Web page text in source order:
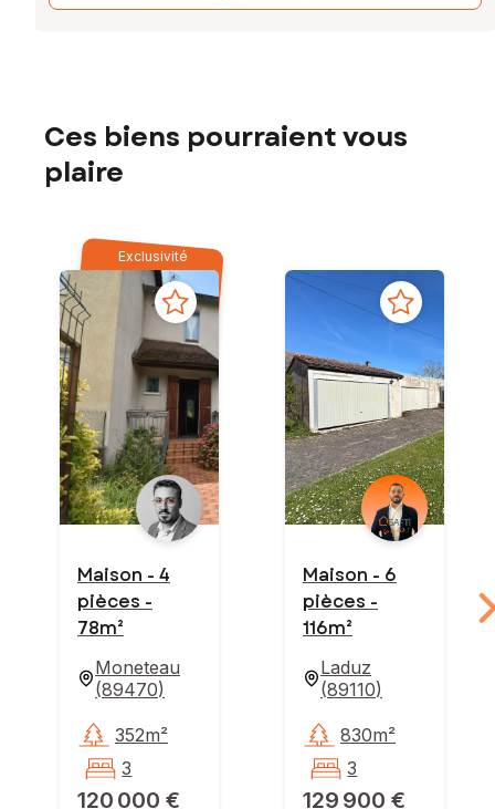
Ces biens pourraient vous
plaire
Exclusivité
Maison - 4
pièces -
78m²
Moneteau
(89470)
120 000 €
352m²
3
Maison - 6
pièces -
116m²
Laduz
(89110)
129 900 €
830m²
3